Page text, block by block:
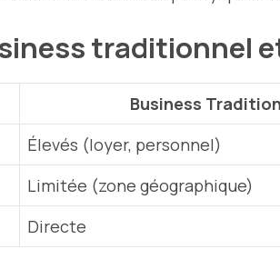
traditionnel
Business
Élevés (loyer, personnel)
Limitée (zone géographique)
Directe